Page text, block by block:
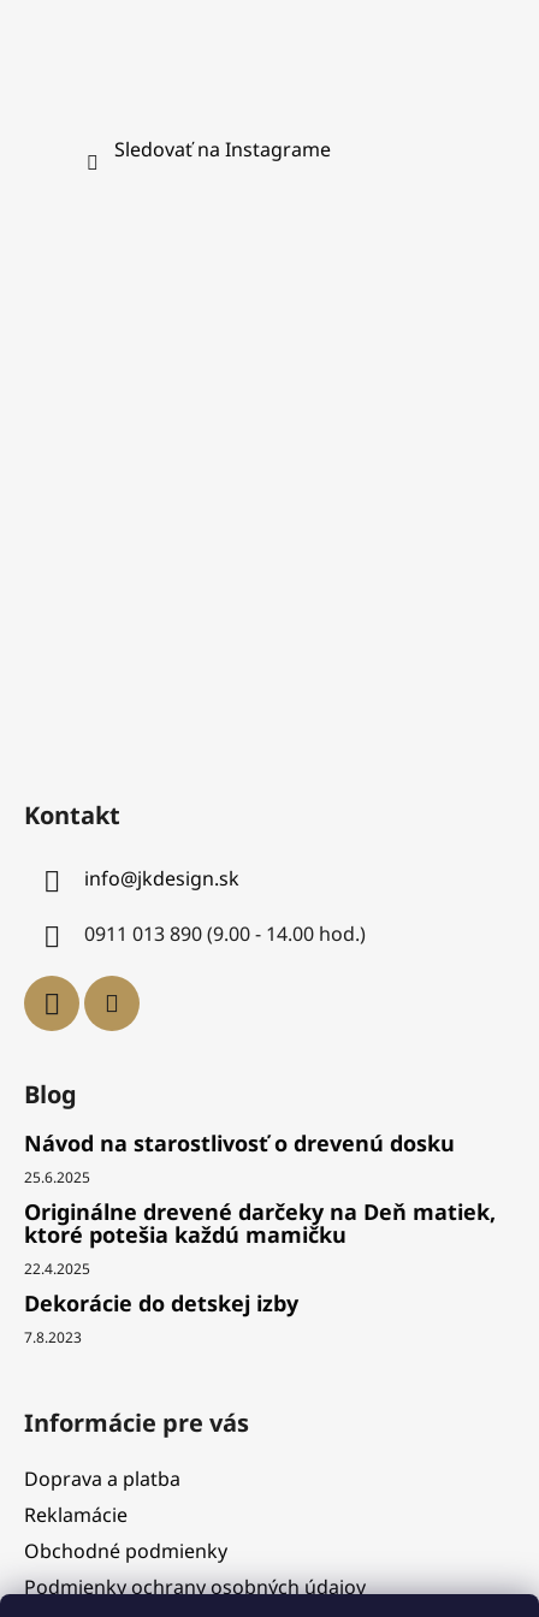
Sledovať na Instagrame
Kontakt
info@jkdesign.sk
0911 013 890 (9.00 - 14.00 hod.)
Blog
Návod na starostlivosť o drevenú dosku
25.6.2025
Originálne drevené darčeky na Deň matiek,
ktoré potešia každú mamičku
22.4.2025
Dekorácie do detskej izby
7.8.2023
Informácie pre vás
Doprava a platba
Reklamácie
Obchodné podmienky
Podmienky ochrany osobných údajov